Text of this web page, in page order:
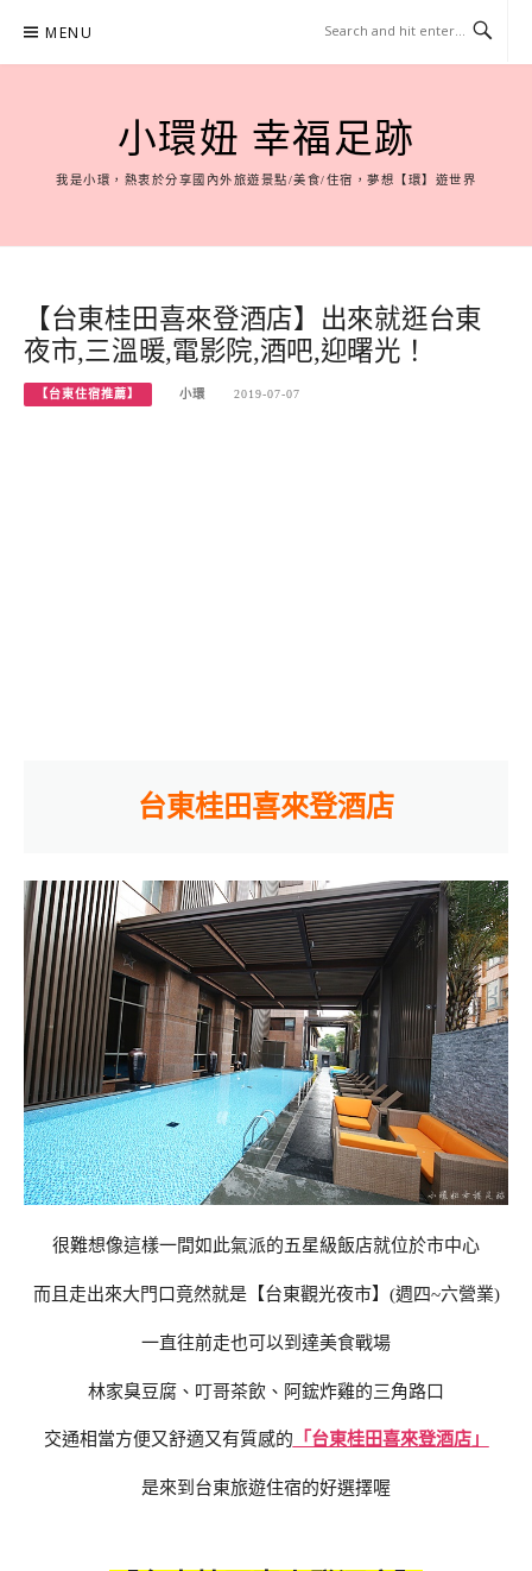
content
MENU
小環妞 幸福足跡
我是小環，熱衷於分享國內外旅遊景點/美食/住宿，夢想【環】遊世界
【台東桂田喜來登酒店】出來就逛台東
夜市,三溫暖,電影院,酒吧,迎曙光！
【台東住宿推薦】 小環 2019-07-07
台東桂田喜來登酒店
很難想像這樣一間如此氣派的五星級飯店就位於市中心
而且走出來大門口竟然就是【台東觀光夜市】(週四~六營業)
一直往前走也可以到達美食戰場
林家臭豆腐、叮哥茶飲、阿鋐炸雞的三角路口
交通相當方便又舒適又有質感的 「台東桂田喜來登酒店」
是來到台東旅遊住宿的好選擇喔